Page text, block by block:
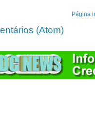
Página
(Atom)